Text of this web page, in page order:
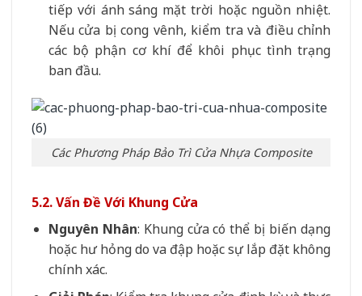
tiếp với ánh sáng mặt trời hoặc nguồn nhiệt.
Nếu cửa bị cong vênh, kiểm tra và điều chỉnh
các bộ phận cơ khí để khôi phục tình trạng
ban đầu.
Các Phương Pháp Bảo Trì Cửa Nhựa Composite
5.2. Vấn Đề Với Khung Cửa
Nguyên Nhân: Khung cửa có thể bị biến dạng
hoặc hư hỏng do va đập hoặc sự lắp đặt không
chính xác.